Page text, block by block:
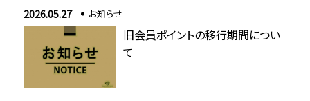
2026.05.27 お知らせ
旧会員ポイントの移行期間につい
て